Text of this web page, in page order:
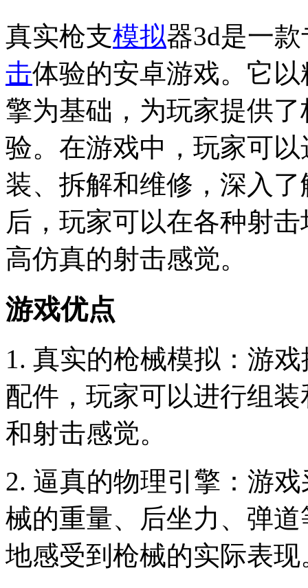
真实枪支模拟器3d是一
击体验的安卓游戏。它
擎为基础，为玩家提供
验。在游戏中，玩家可
装、拆解和维修，深入
后，玩家可以在各种射
高仿真的射击感觉。
游戏优点
1. 真实的枪械模拟：游
配件，玩家可以进行组
和射击感觉。
2. 逼真的物理引擎：游
械的重量、后坐力、弹
地感受到枪械的实际表现